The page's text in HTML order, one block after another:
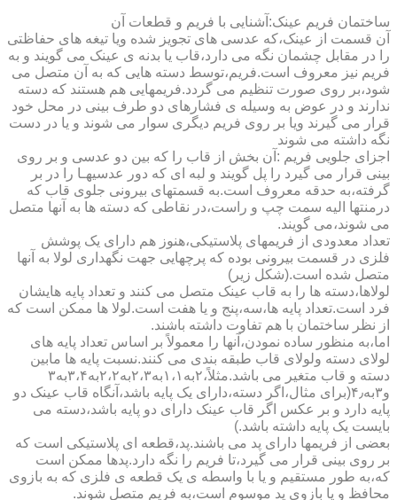
ساختمان فریم عینک:آشنایی با فریم و قطعات آن
آن قسمت از عینک،که عدسی های تجویز شده ویا تیغه های حفاظتی
را در مقابل چشمان نگه می دارد،قاب یا بدنه ی عینک می گویند و به
فریم نیز معروف است.فریم،توسط دسته هایی که به آن متصل می
شود،بر روی صورت تنظیم می گردد.فریمهایی هم هستند که دسته
ندارند و در عوض به وسیله ی فشارهای دو طرف بینی در محل خود
قرار می گیرند ویا بر روی فریم دیگری سوار می شوند و یا در دست
نگه داشته می شوند
اجزای جلویی فریم :آن بخش از قاب را که بین دو عدسی و بر روی
بینی قرار می گیرد را پل گویند و لبه ای که دور عدسیهـا را در بر
گرفته،به حدقه معروف است.به قسمتهای بیرونی جلوی قاب که
درمنتها الیه سمت چپ و راست،در نقاطی که دسته ها به آنها متصل
می شوند،می گویند.
تعداد معدودی از فریمهای پلاستیکی،هنوز هم دارای یک پوشش
فلزی در قسمت بیرونی بوده که پرچهایی جهت نگهداری لولا به آنها
متصل شده است.(شکل زیر)
لولاها،دسته ها را به قاب عینک متصل می کنند و تعداد پایه هایشان
فرد است.تعداد پایه ها،سه،پنج و یا هفت است.لولا ها ممکن است که
از نظر ساختمان با هم تفاوت داشته باشند.
اما،به منظور ساده نمودن،آنها را معمولاً بر اساس تعداد پایه های
لولای دسته ولولای قاب طبقه بندی می کنند.نسبت پایه ها مابین
دسته و قاب متغیر می باشد.مثلاً،۲به۱،۱به۲،۳به۲،۲به۳،۴به۳
و۳به۴٫(برای مثال،اگر دسته،دارای یک پایه باشد،آنگاه قاب عینک دو
پایه دارد و بر عکس اگر قاب عینک دارای دو پایه باشد،دسته می
بایست یک پایه داشته باشد.)
بعضی از فریمها دارای پد می باشند.پد،قطعه ای پلاستیکی است که
بر روی بینی قرار می گیرد،تا فریم را نگه دارد.پدها ممکن است
که،به طور مستقیم و یا با واسطه ی یک قطعه ی فلزی که به بازوی
محافظ و یا بازوی پد موسوم است،به فریم متصل شوند.